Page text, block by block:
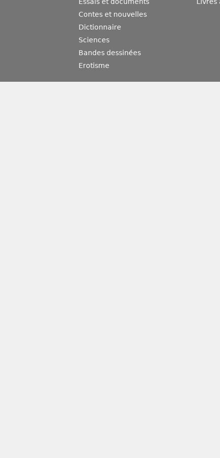
Essais et documents
Contes et nouvelles
Dictionnaire
Sciences
Bandes dessinées
Erotisme
Livres